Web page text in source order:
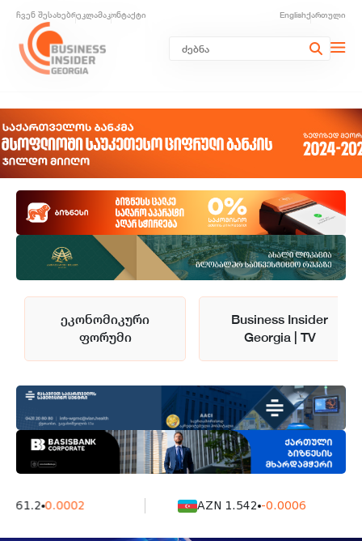
ჩვენ შესახებრეკლამაკონტაქტი Englishქართული
ეკონომიკური
ფორუმი
Business Insider
Georgia | TV
0.0002 AZN 1.542 -0.0006